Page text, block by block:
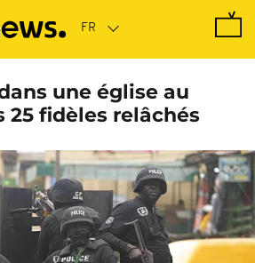
une église au
25 fidèles relâchés